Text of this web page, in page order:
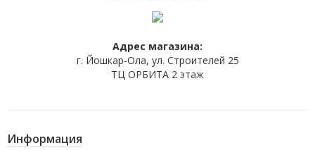
Адрес магазина:
г. Йошкар-Ола, ул. Строителей 25
ТЦ ОРБИТА 2 этаж
Информация